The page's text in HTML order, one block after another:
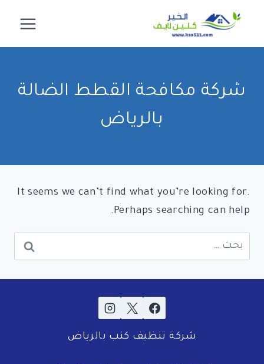
المحتوى
شركة مكافحة القطط الضالة
بالرياض
It seems we can’t find what you’re looking for.
Perhaps searching can help.
البحث
عن:
شركة تنظيف كنب بالرياض